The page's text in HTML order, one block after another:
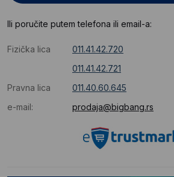
Ili poručite putem telefona ili email-a:
Fizička lica
011.41.42.720
011.41.42.721
Pravna lica
011.40.60.645
e-mail:
prodaja@bigbang.rs